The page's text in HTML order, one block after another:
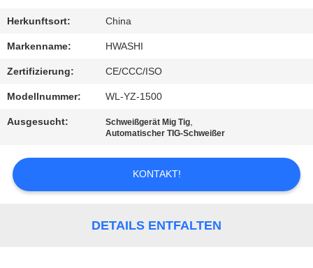
SIE
MIT
UNS
IN
VERBINDUNG
NACHRICHTEN
Herkunftsort: China
Markenname: HWASHI
Zertifizierung: CE/CCC/ISO
Modellnummer: WL-YZ-1500
Ausgesucht: Schweißgerät Mig Tig,
Automatischer TIG-Schweißer
KONTAKT!
DETAILS ENTFALTEN